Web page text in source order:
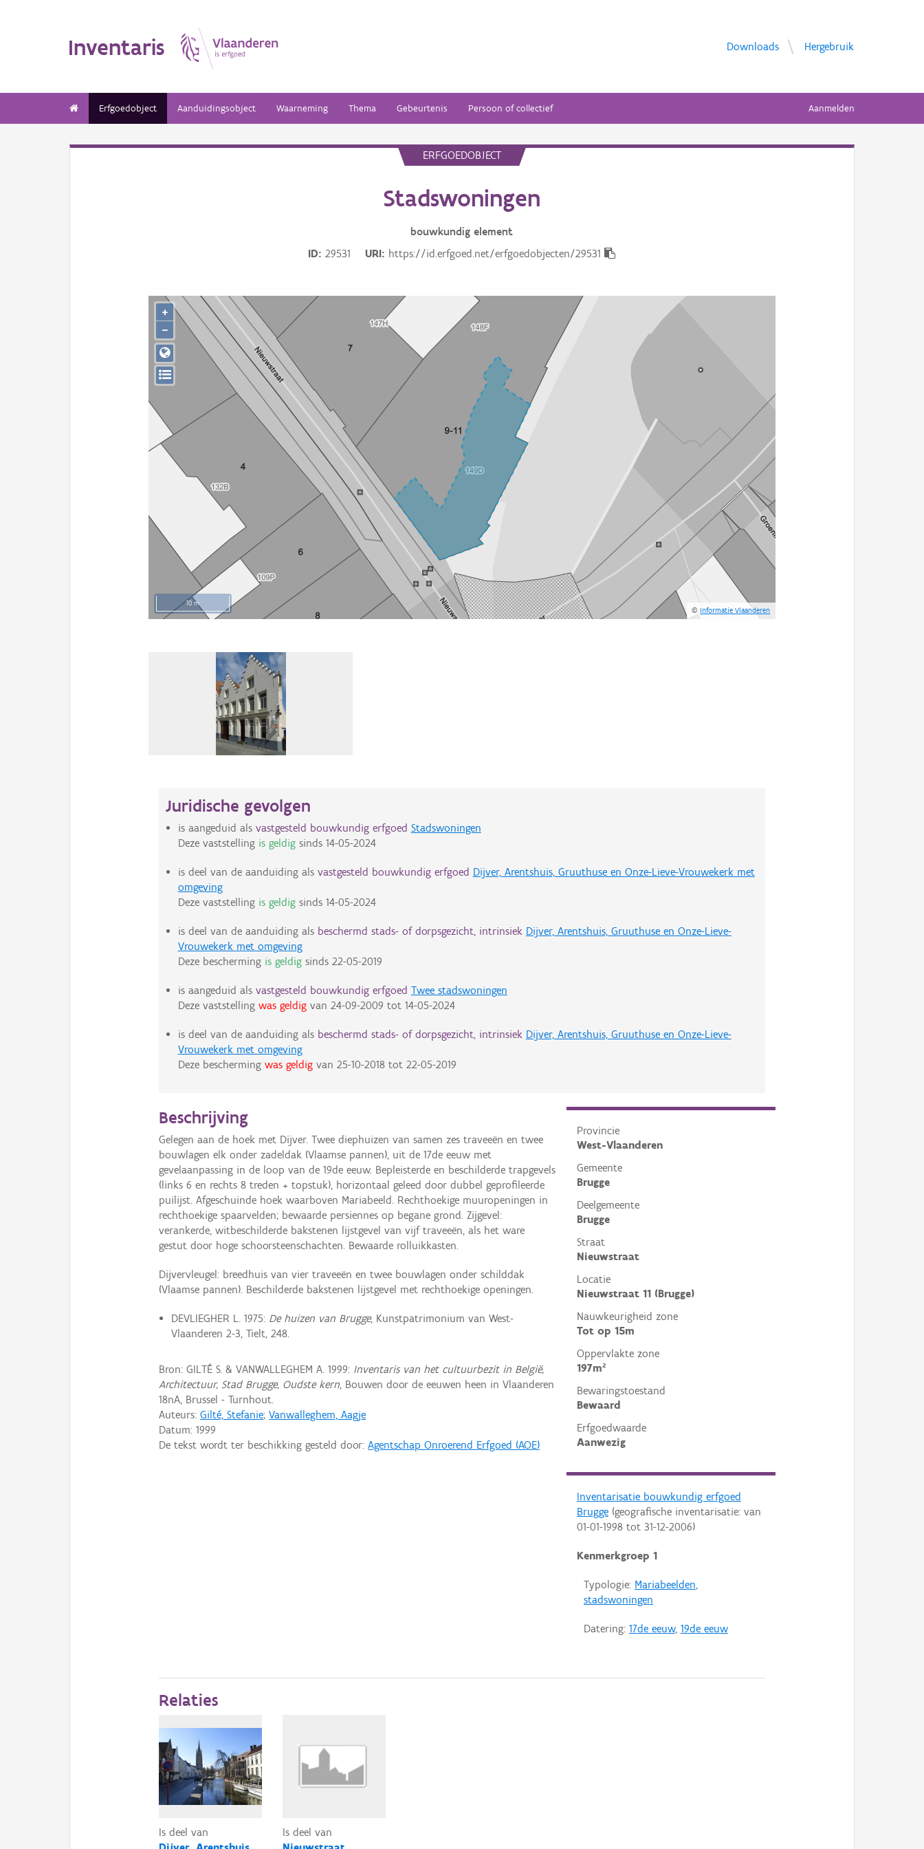
Inventaris Downloads Hergebruik
Erfgoedobject Aanduidingsobject Waarneming Thema Gebeurtenis Persoon of collectief Aanmelden
ERFGOEDOBJECT
Stadswoningen
bouwkundig element
ID
29531 URI https://id.erfgoed.net/erfgoedobjecten/29531
10 m
©Informatie Vlaanderen
+
−
Juridische gevolgen
is aangeduid als vastgesteld bouwkundig erfgoed Stadswoningen
Deze vaststelling is geldigsinds 14-05-2024
is deel van de aanduiding als vastgesteld bouwkundig erfgoed Dijver, Arentshuis, Gruuthuse en Onze-Lieve-Vrouwekerk met
omgeving
Deze vaststelling is geldigsinds 14-05-2024
is deel van de aanduiding als beschermd stads- of dorpsgezicht, intrinsiek Dijver, Arentshuis, Gruuthuse en Onze-Lieve-
Vrouwekerk met omgeving
Deze bescherming is geldigsinds 22-05-2019
is aangeduid als vastgesteld bouwkundig erfgoed Twee stadswoningen
Deze vaststelling was geldigvan 24-09-2009 tot 14-05-2024
is deel van de aanduiding als beschermd stads- of dorpsgezicht, intrinsiek Dijver, Arentshuis, Gruuthuse en Onze-Lieve-
Vrouwekerk met omgeving
Deze bescherming was geldigvan 25-10-2018tot 22-05-2019
Provincie
West-Vlaanderen
Gemeente
Brugge
Deelgemeente
Brugge
Straat
Nieuwstraat
Locatie
Nieuwstraat 11 (Brugge)
Nauwkeurigheid zone
Tot op 15m
Oppervlakte zone
197m²
Bewaringstoestand
Bewaard
Erfgoedwaarde
Aanwezig
Inventarisatie bouwkundig erfgoed
Brugge(geografische inventarisatie: van
01-01-1998tot 31-12-2006)
Kenmerkgroep 1
Typologie: Mariabeelden,
stadswoningen
Datering: 17de eeuw, 19de eeuw
Beschrijving
Gelegen aan de hoek met Dijver. Twee diephuizen van samen zes traveeën en twee
bouwlagen elk onder zadeldak (Vlaamse pannen), uit de 17de eeuw met
gevelaanpassing in de loop van de 19de eeuw. Bepleisterde en beschilderde trapgevels
(links 6 en rechts 8 treden + topstuk), horizontaal geleed door dubbel geprofileerde
puilijst. Afgeschuinde hoek waarboven Mariabeeld. Rechthoekige muuropeningen in
rechthoekige spaarvelden; bewaarde persiennes op begane grond. Zijgevel:
verankerde, witbeschilderde bakstenen lijstgevel van vijf traveeën, als het ware
gestut door hoge schoorsteenschachten. Bewaarde rolluikkasten.
Dijvervleugel: breedhuis van vier traveeën en twee bouwlagen onder schilddak
(Vlaamse pannen). Beschilderde bakstenen lijstgevel met rechthoekige openingen.
DEVLIEGHER L. 1975: De huizen van Brugge, Kunstpatrimonium van West-
Vlaanderen 2-3, Tielt, 248.
Bron: GILTÉ S. & VANWALLEGHEM A. 1999: Inventaris van het cultuurbezit in België,
Architectuur, Stad Brugge, Oudste kern, Bouwen door de eeuwen heen in Vlaanderen
18nA, Brussel - Turnhout.
Auteurs:Gilté, Stefanie;Vanwalleghem, Aagje
Datum:1999
De tekst wordt ter beschikking gesteld door:Agentschap Onroerend Erfgoed (AOE)
Relaties
Is deel van
Is deel van